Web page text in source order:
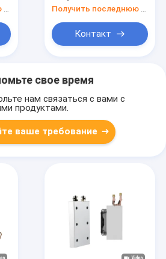
Получить последнюю цену
тепловая раковина
экстремального
контроля
Получить последнюю цену
Контакт
свое время
нам связаться с вами с
продуктами.
ваше требование